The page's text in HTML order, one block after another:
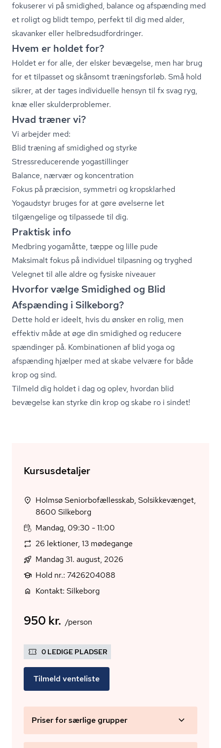
fokuserer vi på smidighed, balance og afspænding med
et roligt og blidt tempo, perfekt til dig med alder,
skavanker eller hel­breds­ud­for­drin­ger.
Hvem er holdet for?
Holdet er for alle, der elsker bevægelse, men har brug
for et tilpasset og skånsomt træningsforløb. Små hold
sikrer, at der tages individuelle hensyn til fx svag ryg,
knæ eller skul­der­pro­ble­mer.
Hvad træner vi?
Vi arbejder med:
Blid træning af smidighed og styrke
Stres­s­re­du­ce­ren­de yogastillinger
Balance, nærvær og koncentration
Fokus på præcision, symmetri og kropsklarhed
Yogaudstyr bruges for at gøre øvelserne let
tilgængelige og tilpassede til dig.
Praktisk info
Medbring yogamåtte, tæppe og lille pude
Maksimalt fokus på individuel tilpasning og tryghed
Velegnet til alle aldre og fysiske niveauer
Hvorfor vælge Smidighed og Blid
Afspænding i Silkeborg?
Dette hold er ideelt, hvis du ønsker en rolig, men
effektiv måde at øge din smidighed og reducere
spændinger på. Kombinationen af blid yoga og
afspænding hjælper med at skabe velvære for både
krop og sind.
Tilmeld dig holdet i dag og oplev, hvordan blid
bevægelse kan styrke din krop og skabe ro i sindet!
Kursusdetaljer
Holmsø Seniorbofællesskab, Solsikkevænget,
8600 Silkeborg
Mandag, 09:30 - 11:00
26 lektioner, 13 mødegange
Mandag 31. august, 2026
Hold nr.: 7426204088
Kontakt: Silkeborg
950 kr. /person
0 LEDIGE PLADSER
Tilmeld venteliste
Priser for særlige grupper